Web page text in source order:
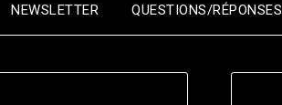
NEWSLETTER QUESTIONS/RÉPONSES